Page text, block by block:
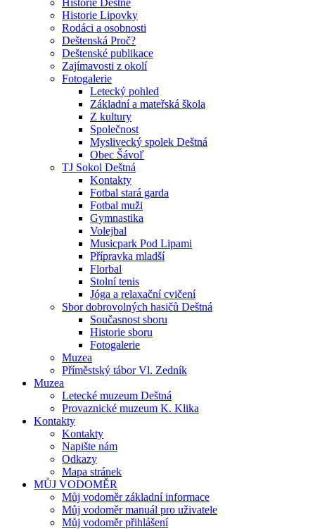
Historie Deštné
Historie Lipovky
Rodáci a osobnosti
Deštenská Proč?
Deštenské publikace
Zajímavosti z okolí
Fotogalerie
Letecký pohled
Základní a mateřská škola
Z kultury
Společnost
Myslivecký spolek Deštná
Obec Šávoľ
TJ Sokol Deštná
Kontakty
Fotbal stará garda
Fotbal muži
Gymnastika
Volejbal
Musicpark Pod Lipami
Přípravka mladší
Florbal
Stolní tenis
Jóga a relaxační cvičení
Sbor dobrovolných hasičů Deštná
Současnost sboru
Historie sboru
Fotogalerie
Muzea
Příměstský tábor Vl. Zedník
Muzea
Letecké muzeum Deštná
Provaznické muzeum K. Klika
Kontakty
Kontakty
Napište nám
Odkazy
Mapa stránek
MŮJ VODOMĚR
Můj vodoměr základní informace
Můj vodoměr manuál pro uživatele
Můj vodoměr přihlášení